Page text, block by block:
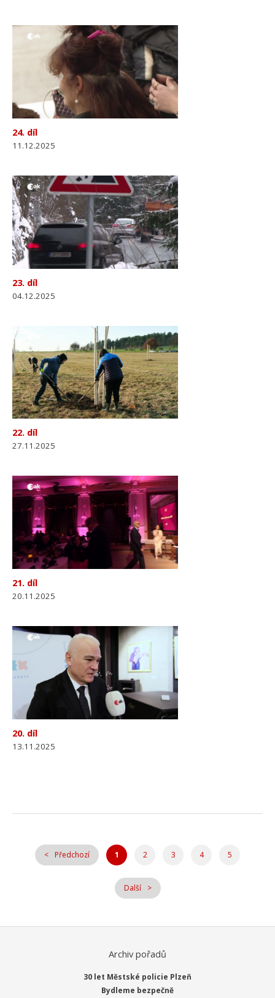
24. díl
11.12.2025
23. díl
04.12.2025
22. díl
27.11.2025
21. díl
20.11.2025
20. díl
13.11.2025
Předchozí 1 2 3 4 5
Další
Archiv pořadů
30 let Městské policie Plzeň
Bydleme bezpečně